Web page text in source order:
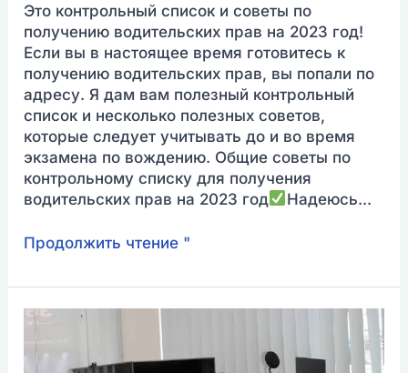
Это контрольный список и советы по
получению водительских прав на 2023 год!
Если вы в настоящее время готовитесь к
получению водительских прав, вы попали по
адресу. Я дам вам полезный контрольный
список и несколько полезных советов,
которые следует учитывать до и во время
экзамена по вождению. Общие советы по
контрольному списку для получения
водительских прав на 2023 год
Надеюсь...
Продолжить чтение "
Симулятор
вождения